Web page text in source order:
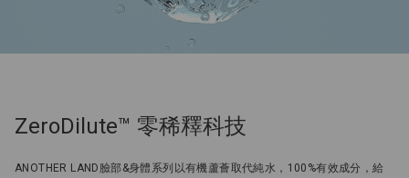
ZeroDilute™ 零稀釋科技
ANOTHER LAND臉部&身體系列以有機蘆薈取代純水，100%有效成分，給